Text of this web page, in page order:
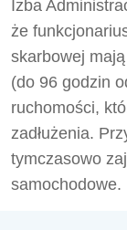
Izba
że
skarbowej
(do 96 godzin
ruchomości,
zadłużenia.
tymczasowo
samochodowe.